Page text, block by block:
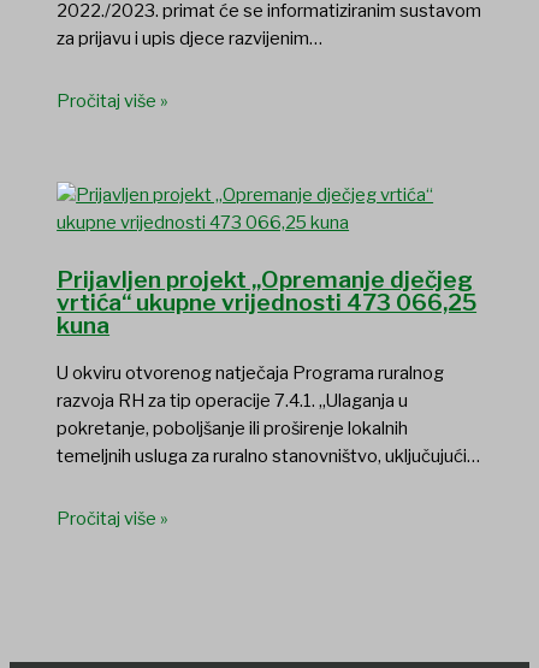
2022./2023. primat će se informatiziranim sustavom
za prijavu i upis djece razvijenim…
Pročitaj više »
Prijavljen projekt „Opremanje dječjeg
vrtića“ ukupne vrijednosti 473 066,25
kuna
U okviru otvorenog natječaja Programa ruralnog
razvoja RH za tip operacije 7.4.1. „Ulaganja u
pokretanje, poboljšanje ili proširenje lokalnih
temeljnih usluga za ruralno stanovništvo, uključujući…
Pročitaj više »